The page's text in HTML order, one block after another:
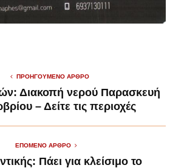
ΠΡΟΗΓΟΎΜΕΝΟ ΆΡΘΡΟ
Διακοπή νερού Παρασκευή
– Δείτε τις περιοχές
ΕΠΌΜΕΝΟ ΆΡΘΡΟ
Πάει για κλείσιμο το